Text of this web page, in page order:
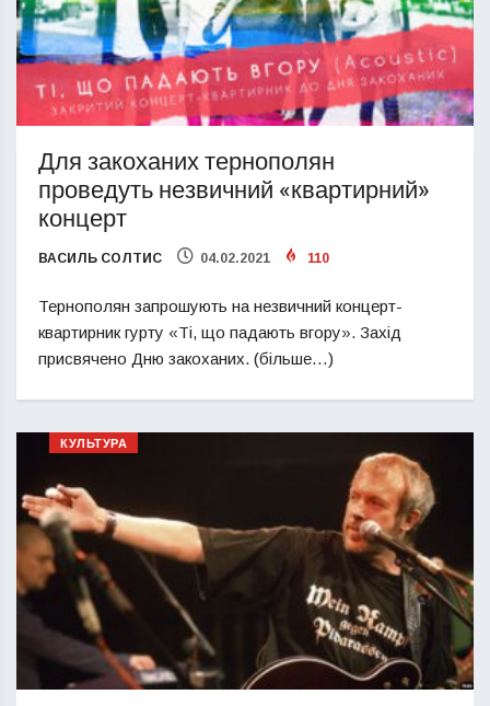
Для закоханих тернополян
проведуть незвичний «квартирний»
концерт
ВАСИЛЬ СОЛТИС 04.02.2021 110
Тернополян запрошують на незвичний концерт-
квартирник гурту «Ті, що падають вгору». Захід
присвячено Дню закоханих. (більше…)
КУЛЬТУРА